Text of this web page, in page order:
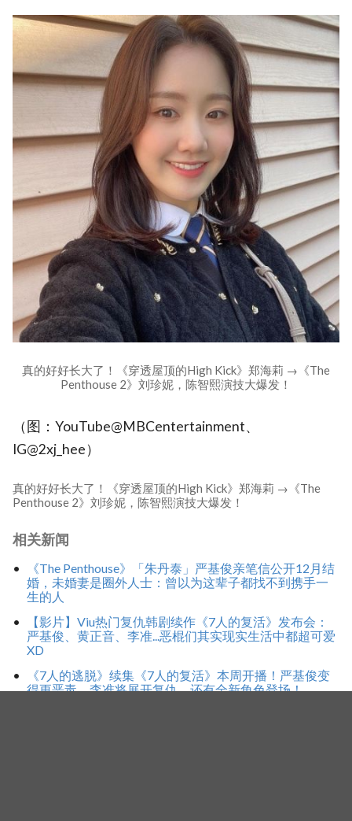
真的好好长大了！《穿透屋顶的High Kick》郑海莉 →《The
Penthouse 2》刘珍妮，陈智熙演技大爆发！
（图：YouTube@MBCentertainment、
IG@2xj_hee）
真的好好长大了！《穿透屋顶的High Kick》郑海莉 →《The
Penthouse 2》刘珍妮，陈智熙演技大爆发！
相关新闻
《The Penthouse》「朱丹泰」严基俊亲笔信公开12月结
婚，未婚妻是圈外人士：曾以为这辈子都找不到携手一
生的人
【影片】Viu热门复仇韩剧续作《7人的复活》发布会：
严基俊、黄正音、李准...恶棍们其实现实生活中都超可爱
XD
《7人的逃脱》续集《7人的复活》本周开播！严基俊变
得更恶毒、李准将展开复仇，还有全新角色登场！